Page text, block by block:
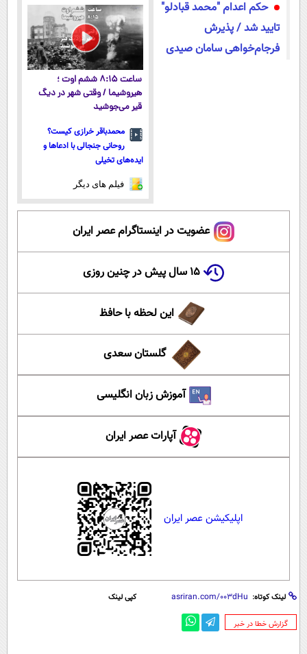
حکم اعدام "محمد قبادلو"
تایید شد / پذیرش
فرجام‌خواهی سامان صیدی
ساعت ۸:۱۵ ششم اوت ؛
هیروشیما / وقتی شهر در دیگ
قیر می‌جوشید
محمدباقر خرازی کیست؟
روحانی جنجالی با ادعاها و
ایده‌های تخیلی
فیلم های دیگر
عضویت در اینستاگرام عصر ایران
۱۵ سال پیش در چنین روزی
این لحظه با حافظ
گلستان سعدی
آموزش زبان انگلیسی
آپارات عصر ایران
اپلیکیشن عصر ایران
لینک کوتاه: کپی لینک
‌گزارش خطا در خبر